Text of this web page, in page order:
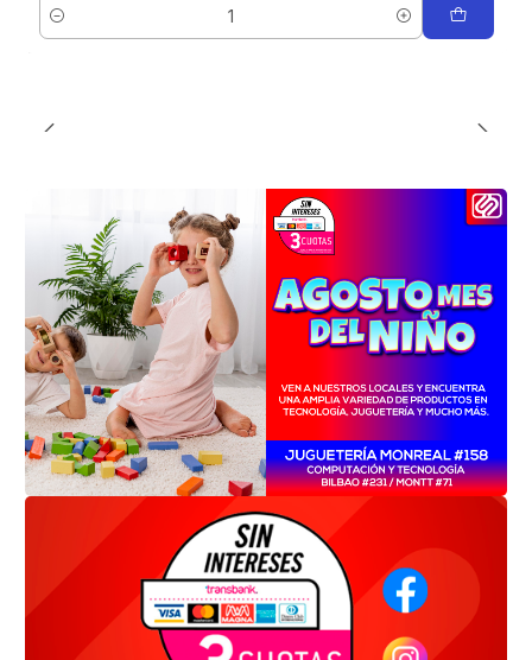
Cantidad